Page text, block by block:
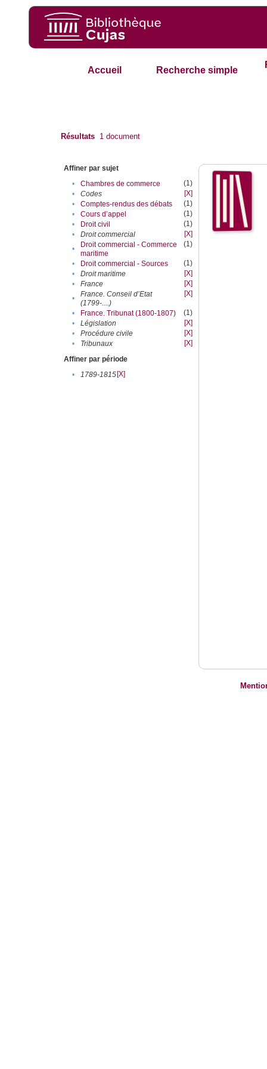
Accueil Recherche simple
Résultats 1 document
Affiner par sujet
•
Chambres de commerce
(1)
•
Codes
[X]
•
Comptes-rendus des débats
(1)
•
Cours d’appel
(1)
•
Droit civil
(1)
•
Droit commercial
[X]
•
Droit commercial - Commerce
maritime
(1)
• Droit commercial - Sources
(1)
•
Droit maritime
[X]
•
France
[X]
•
France. Conseil d’Etat
(1799-....)
[X]
• France. Tribunat (1800-1807)
(1)
•
Législation
[X]
•
Procédure civile
[X]
•
Tribunaux
[X]
Affiner par période
•
1789-1815[X]